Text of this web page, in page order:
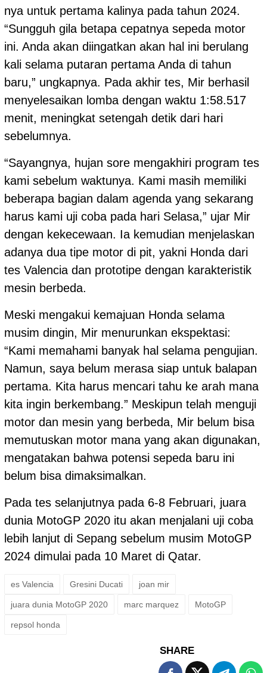
nya untuk pertama kalinya pada tahun 2024.
“Sungguh gila betapa cepatnya sepeda motor
ini. Anda akan diingatkan akan hal ini berulang
kali selama putaran pertama Anda di tahun
baru,” ungkapnya. Pada akhir tes, Mir berhasil
menyelesaikan lomba dengan waktu 1:58.517
menit, meningkat setengah detik dari hari
sebelumnya.
“Sayangnya, hujan sore mengakhiri program tes
kami sebelum waktunya. Kami masih memiliki
beberapa bagian dalam agenda yang sekarang
harus kami uji coba pada hari Selasa,” ujar Mir
dengan kekecewaan. Ia kemudian menjelaskan
adanya dua tipe motor di pit, yakni Honda dari
tes Valencia dan prototipe dengan karakteristik
mesin berbeda.
Meski mengakui kemajuan Honda selama
musim dingin, Mir menurunkan ekspektasi:
“Kami memahami banyak hal selama pengujian.
Namun, saya belum merasa siap untuk balapan
pertama. Kita harus mencari tahu ke arah mana
kita ingin berkembang.” Meskipun telah menguji
motor dan mesin yang berbeda, Mir belum bisa
memutuskan motor mana yang akan digunakan,
mengatakan bahwa potensi sepeda baru ini
belum bisa dimaksimalkan.
Pada tes selanjutnya pada 6-8 Februari, juara
dunia MotoGP 2020 itu akan menjalani uji coba
lebih lanjut di Sepang sebelum musim MotoGP
2024 dimulai pada 10 Maret di Qatar.
es Valencia Gresini Ducati joan mir
juara dunia MotoGP 2020 marc marquez MotoGP
repsol honda
SHARE